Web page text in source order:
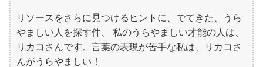
リソースをさらに見つけるヒントに、でてきた、うら
やましい人を探す件、 私のうらやましい才能の人は、
リカコさんです。言葉の表現が苦手な私は、リカコさ
んがうらやましい！